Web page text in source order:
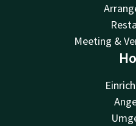
Meeting &